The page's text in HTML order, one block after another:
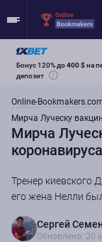
Бонус 120% до400 $на
депозит
Online-
Мирча Луческу
Мирча
Тренер киевского
его жена Нелли
Сергей
Обновлено: 20